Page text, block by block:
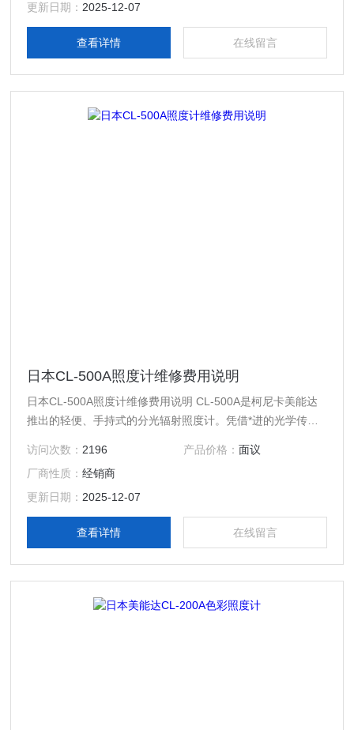
更新日期： 2025-12-07
查看详情 在线留言
日本CL-500A照度计维修费用说明
日本CL-500A照度计维修费用说明 CL-500A是柯尼卡美能达
推出的轻便、手持式的分光辐射照度计。凭借*进的光学传感
OLED、有机EL照明的显色指数、照度、色度、相关色温等参
数。
访问次数： 2196 产品价格： 面议
厂商性质：经销商
更新日期： 2025-12-07
查看详情 在线留言